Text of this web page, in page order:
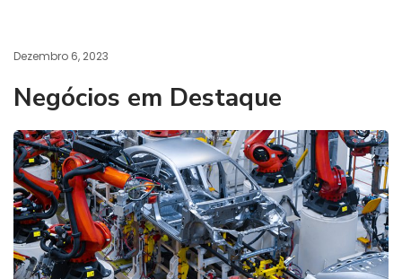
Dezembro 6, 2023
Negócios em Destaque